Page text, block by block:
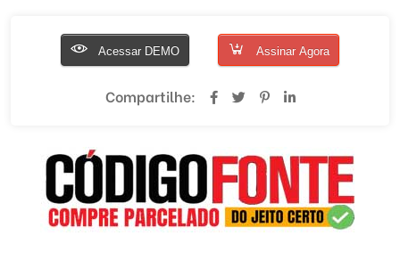
Acessar DEMO Assinar Agora
Compartilhe: